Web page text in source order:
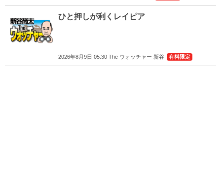
ひと押しが利くレイピア
2026年8月9日 05:30 The ウォッチャー 新谷 有料限定